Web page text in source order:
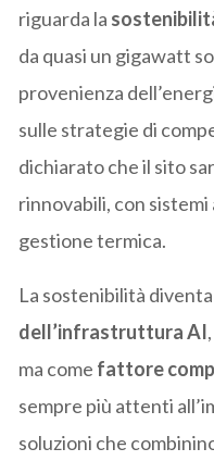
riguarda la
da quasi un gigawatt
provenienza
sulle strategie di
dichiarato che il sito
rinnovabili, con
gestione termica.
La sostenibilità
dell’infrastruttura AI
ma come fattore
sempre più attenti
soluzioni che